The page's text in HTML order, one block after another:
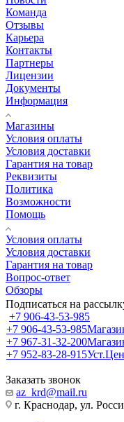
Команда
Отзывы
Карьера
Контакты
Партнеры
Лицензии
Документы
Информация
Магазины
Условия оплаты
Условия доставки
Гарантия на товар
Реквизиты
Политика
Возможности
Помощь
Условия оплаты
Условия доставки
Гарантия на товар
Вопрос-ответ
Обзоры
Подписаться на
+7 906-43-53-985
+7 906-43-53-985
+7 967-31-32-200
+7 952-83-28-915
Заказать звонок
az_krd@mail.ru
г. Краснодар, ул.